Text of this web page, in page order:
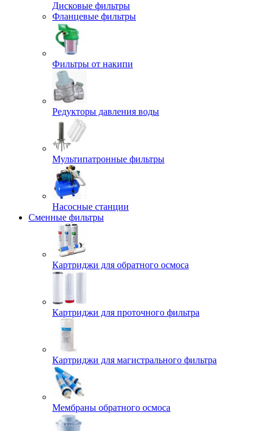
Дисковые фильтры
Фланцевые фильтры
Фильтры от накипи
Редукторы давления воды
Мультипатронные фильтры
Насосные станции
Сменные фильтры
Картриджи для обратного осмоса
Картриджи для проточного фильтра
Картриджи для магистрального фильтра
Мембраны обратного осмоса